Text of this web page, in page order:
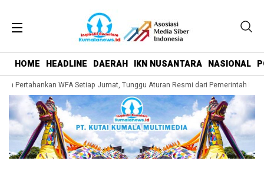
HOME HEADLINE DAERAH IKN NUSANTARA NASIONAL
Pertahankan WFA Setiap Jumat, Tunggu Aturan Resmi dari Pemerintah Pusat